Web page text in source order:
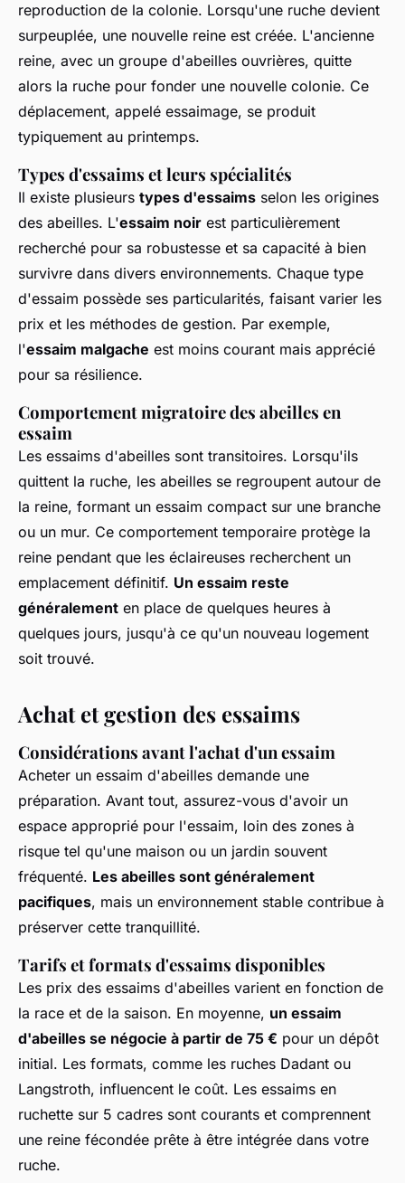
reproduction de la colonie. Lorsqu'une ruche devient
surpeuplée, une nouvelle reine est créée. L'ancienne
reine, avec un groupe d'abeilles ouvrières, quitte
alors la ruche pour fonder une nouvelle colonie. Ce
déplacement, appelé essaimage, se produit
typiquement au printemps.
Types d'essaims et leurs spécialités
Il existe plusieurs types d'essaims selon les origines
des abeilles. L'essaim noir est particulièrement
recherché pour sa robustesse et sa capacité à bien
survivre dans divers environnements. Chaque type
d'essaim possède ses particularités, faisant varier les
prix et les méthodes de gestion. Par exemple,
l'essaim malgache est moins courant mais apprécié
pour sa résilience.
Comportement migratoire des abeilles en
essaim
Les essaims d'abeilles sont transitoires. Lorsqu'ils
quittent la ruche, les abeilles se regroupent autour de
la reine, formant un essaim compact sur une branche
ou un mur. Ce comportement temporaire protège la
reine pendant que les éclaireuses recherchent un
emplacement définitif. Un essaim reste
généralement en place de quelques heures à
quelques jours, jusqu'à ce qu'un nouveau logement
soit trouvé.
Achat et gestion des essaims
Considérations avant l'achat d'un essaim
Acheter un essaim d'abeilles demande une
préparation. Avant tout, assurez-vous d'avoir un
espace approprié pour l'essaim, loin des zones à
risque tel qu'une maison ou un jardin souvent
fréquenté. Les abeilles sont généralement
pacifiques, mais un environnement stable contribue à
préserver cette tranquillité.
Tarifs et formats d'essaims disponibles
Les prix des essaims d'abeilles varient en fonction de
la race et de la saison. En moyenne, un essaim
d'abeilles se négocie à partir de 75 € pour un dépôt
initial. Les formats, comme les ruches Dadant ou
Langstroth, influencent le coût. Les essaims en
ruchette sur 5 cadres sont courants et comprennent
une reine fécondée prête à être intégrée dans votre
ruche.